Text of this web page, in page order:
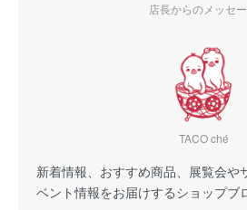
店長からのメッセ
TACO ché
新着情報、おすすめ商品、展覧会や
ベント情報をお届けするショップブ